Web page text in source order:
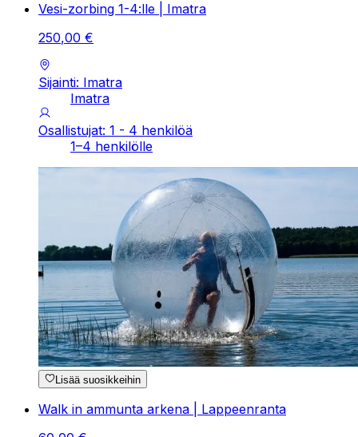
Vesi-zorbing 1-4:lle | Imatra
250,00 €
Sijainti: Imatra
Imatra
Osallistujat: 1 - 4 henkilöä
1–4 henkilölle
Lisää suosikkeihin
Walk in ammunta arkena | Lappeenranta